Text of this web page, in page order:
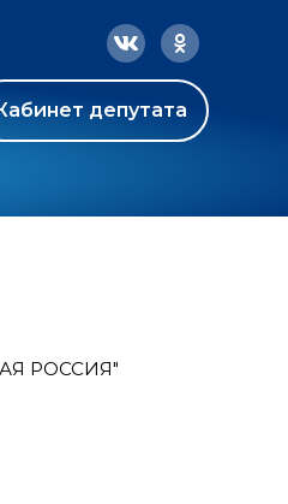
депутата
РОССИЯ"